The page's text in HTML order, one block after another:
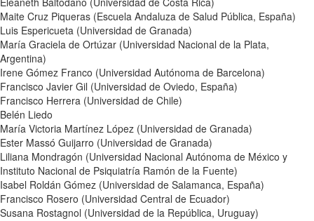
Maite Cruz Piqueras (Escuela Andaluza de Salud Pública, España)
Luis Espericueta (Universidad de Granada)
María Graciela de Ortúzar (Universidad Nacional de la Plata,
Argentina)
Irene Gómez Franco (Universidad Autónoma de Barcelona)
Francisco Javier Gil (Universidad de Oviedo, España)
Francisco Herrera (Universidad de Chile)
Belén Liedo
María Victoria Martínez López (Universidad de Granada)
Ester Massó Guijarro (Universidad de Granada)
Liliana Mondragón (Universidad Nacional Autónoma de México y
Instituto Nacional de Psiquiatría Ramón de la Fuente)
Isabel Roldán Gómez (Universidad de Salamanca, España)
Francisco Rosero (Universidad Central de Ecuador)
Susana Rostagnol (Universidad de la República, Uruguay)